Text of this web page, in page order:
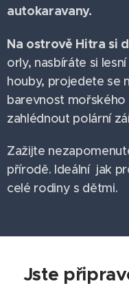
autokaravany.
Na ostrově Hitra si
orly, nasbíráte si
houby, projedete se
barevnost
zahlédnout polární
Zažijte
přírodě. Ideální jak
celé rodiny s dětmi.
Jste